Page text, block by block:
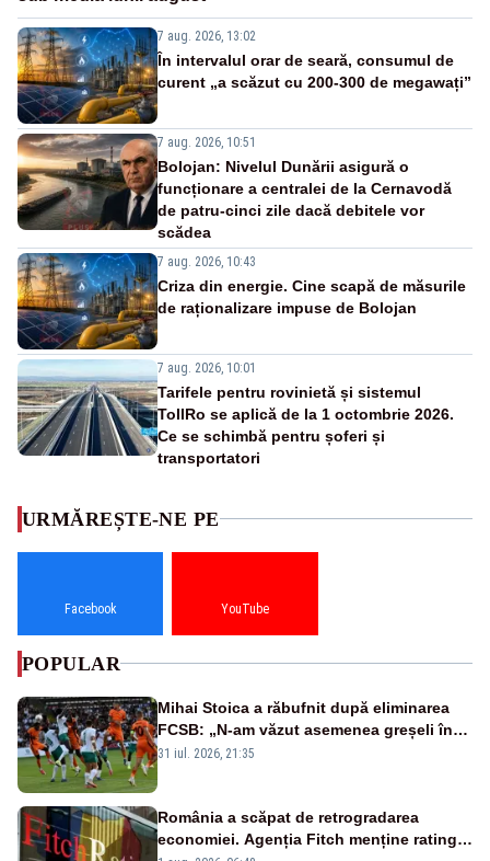
7 aug. 2026, 13:02
În intervalul orar de seară, consumul de
curent „a scăzut cu 200-300 de megawați”
7 aug. 2026, 10:51
Bolojan: Nivelul Dunării asigură o
funcționare a centralei de la Cernavodă
de patru-cinci zile dacă debitele vor
scădea
7 aug. 2026, 10:43
Criza din energie. Cine scapă de măsurile
de raționalizare impuse de Bolojan
7 aug. 2026, 10:01
Tarifele pentru rovinietă și sistemul
TollRo se aplică de la 1 octombrie 2026.
Ce se schimbă pentru șoferi și
transportatori
URMĂREȘTE-NE PE
Facebook YouTube
POPULAR
Mihai Stoica a răbufnit după eliminarea
FCSB: „N-am văzut asemenea greșeli în
190 de meciuri europene”
31 iul. 2026, 21:35
România a scăpat de retrogradarea
economiei. Agenția Fitch menține ratingul